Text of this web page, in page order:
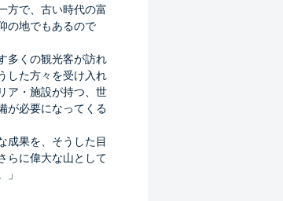
方で、古い時代の富
の地でもあるので
多くの観光客が訪れ
した方々を受け入れ
ア・施設が持つ、世
が必要になってくる
成果を、そうした目
らに偉大な山として